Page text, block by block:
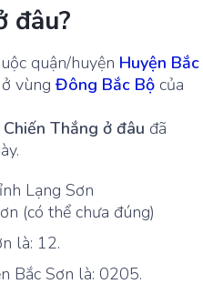
đâu?
quận/huyện Huyện Bắc
ở vùngĐông Bắc Bộ của
Thắng ở đâu đã
(có thể chưa đúng)
là: 12.
Bắc Sơn là: 0205.